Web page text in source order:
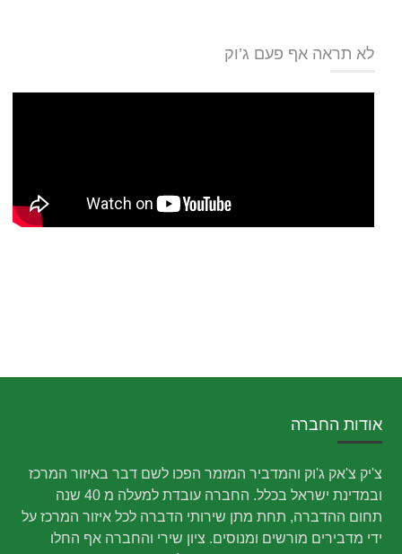
לא תראה אף פעם ג’וק
אודות החברה
צ'יק צ'אק ג'וק והמדביר המזמר הפכו לשם דבר באיזור המרכז
ובמדינת ישראל בכלל. החברה עובדת למעלה מ 40 שנה
תחום ההדברה, תחת מתן שירותי הדברה לכל איזור המרכז על
ידי מדבירים מורשים ומנוסים. ציון שירי והחברה אף החלו